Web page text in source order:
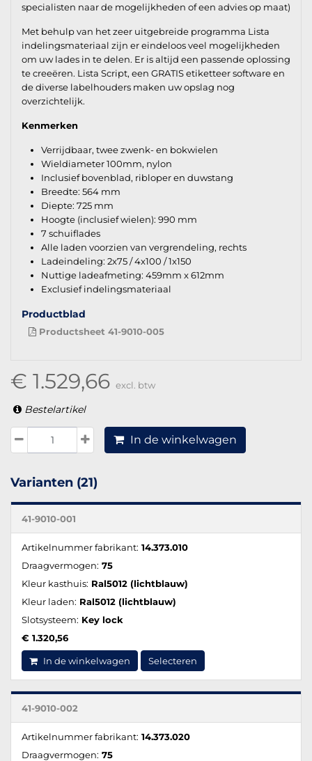
specialisten naar de mogelijkheden of een advies op maat)
Met behulp van het zeer uitgebreide programma Lista
indelingsmateriaal zijn er eindeloos veel mogelijkheden
om uw lades in te delen. Er is altijd een passende oplossing
te creeëren. Lista Script, een GRATIS etiketteer software en
de diverse labelhouders maken uw opslag nog
overzichtelijk.
Kenmerken
Verrijdbaar, twee zwenk- en bokwielen
Wieldiameter 100mm, nylon
Inclusief bovenblad, ribloper en duwstang
Breedte: 564 mm
Diepte: 725 mm
Hoogte (inclusief wielen): 990 mm
7 schuiflades
Alle laden voorzien van vergrendeling, rechts
Ladeindeling: 2x75 / 4x100 / 1x150
Nuttige ladeafmeting: 459mm x 612mm
Exclusief indelingsmateriaal
Productblad
Productsheet 41-9010-005
€ 1.529,66 excl. btw
Bestelartikel
In de winkelwagen
Varianten (21)
41-9010-001
Artikelnummer fabrikant: 14.373.010
Draagvermogen: 75
Kleur kasthuis: Ral5012 (lichtblauw)
Kleur laden: Ral5012 (lichtblauw)
Slotsysteem: Key lock
€ 1.320,56
In de winkelwagen Selecteren
41-9010-002
Artikelnummer fabrikant: 14.373.020
Draagvermogen: 75